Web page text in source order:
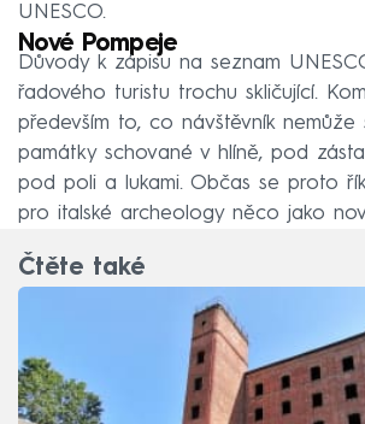
UNESCO.
Nové Pompeje
Důvody k zápisu na seznam
řadového turistu trochu skličující.
především to, co návštěvník nemůže
památky schované v hlíně, pod
pod poli a lukami. Občas se proto
pro italské archeology něco jako
Čtěte také